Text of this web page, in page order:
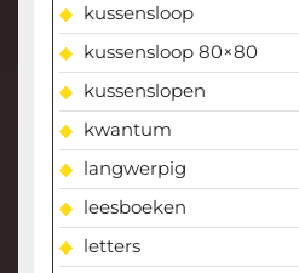
kussensloop
kussensloop 80×80
kussenslopen
kwantum
langwerpig
leesboeken
letters